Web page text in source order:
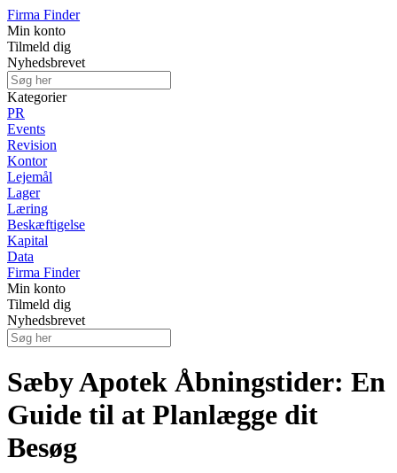
Firma Finder
Min konto
Tilmeld dig
Nyhedsbrevet
Kategorier
PR
Events
Revision
Kontor
Lejemål
Lager
Læring
Beskæftigelse
Kapital
Data
Firma Finder
Min konto
Tilmeld dig
Nyhedsbrevet
Sæby Apotek Åbningstider: En
Guide til at Planlægge dit
Besøg